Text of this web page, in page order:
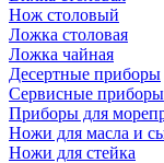
Нож столовый
Ложка столовая
Ложка чайная
Десертные приборы
Сервисные приборы
Приборы для
Ножи для масла и
Ножи для стейка